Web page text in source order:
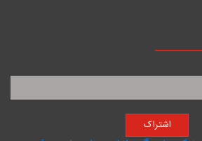
اشتراک